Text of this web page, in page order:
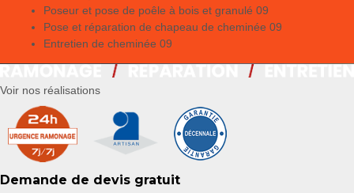
Poseur et pose de poêle à bois et granulé 09
Pose et réparation de chapeau de cheminée 09
Entretien de cheminée 09
Voir nos réalisations
Demande de devis gratuit